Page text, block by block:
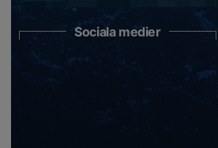
Sociala medier